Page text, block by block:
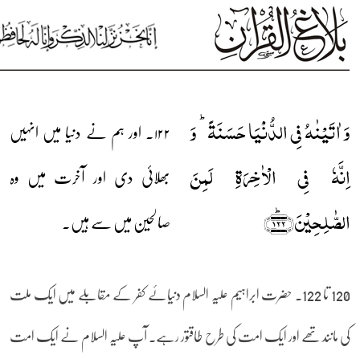
وَ اٰتَیۡنٰہُ فِی الدُّنۡیَا حَسَنَۃً ؕ وَ
اِنَّہٗ فِی الۡاٰخِرَۃِ لَمِنَ
الصّٰلِحِیۡنَ﴿۱۲۲﴾ؕ
۱۲۲۔ اور ہم نے دنیا میں انہیں
بھلائی دی اور آخرت میں وہ
صالحین میں سے ہیں۔
120 تا 122۔ حضرت ابراہیم علیہ السلام دنیائے کفر کے مقابلے میں ایک ملت
کی مانند تھے اور ایک امت کی طرح طاقتور رہے۔ آپ علیہ السلام نے ایک امت